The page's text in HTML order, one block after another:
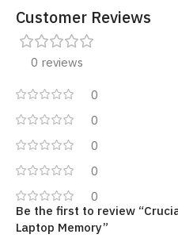
Customer Reviews
0 reviews
0
0
0
0
0
Be the first to review
Laptop Memory”